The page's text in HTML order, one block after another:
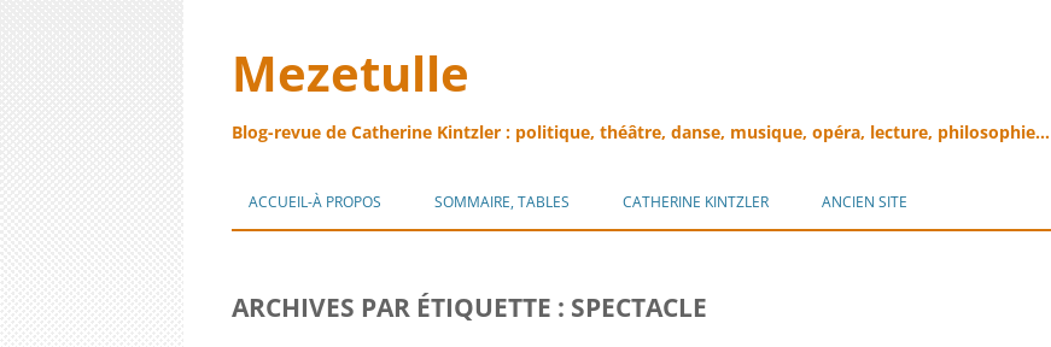
Mezetulle
Blog-revue de Catherine Kintzler : politique, théâtre, danse, musique, opéra, lecture, philosophie…
au
ACCUEIL-À PROPOS SOMMAIRE, TABLES CATHERINE KINTZLER ANCIEN SITE
ARCHIVES PAR ÉTIQUETTE : SPECTACLE